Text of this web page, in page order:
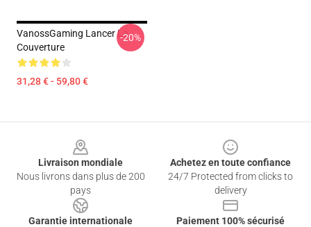
VanossGaming Lancer La
Couverture
31,28 € - 59,80 €
-20%
Livraison mondiale
Nous livrons dans plus de 200
pays
Achetez en toute confiance
24/7 Protected from clicks to
delivery
Garantie internationale
Paiement 100% sécurisé